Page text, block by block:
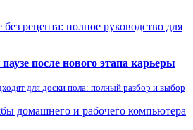
рецепта: полное руководство для
после нового этапа карьеры
для доски пола: полный разбор и выбор
домашнего и рабочего компьютера